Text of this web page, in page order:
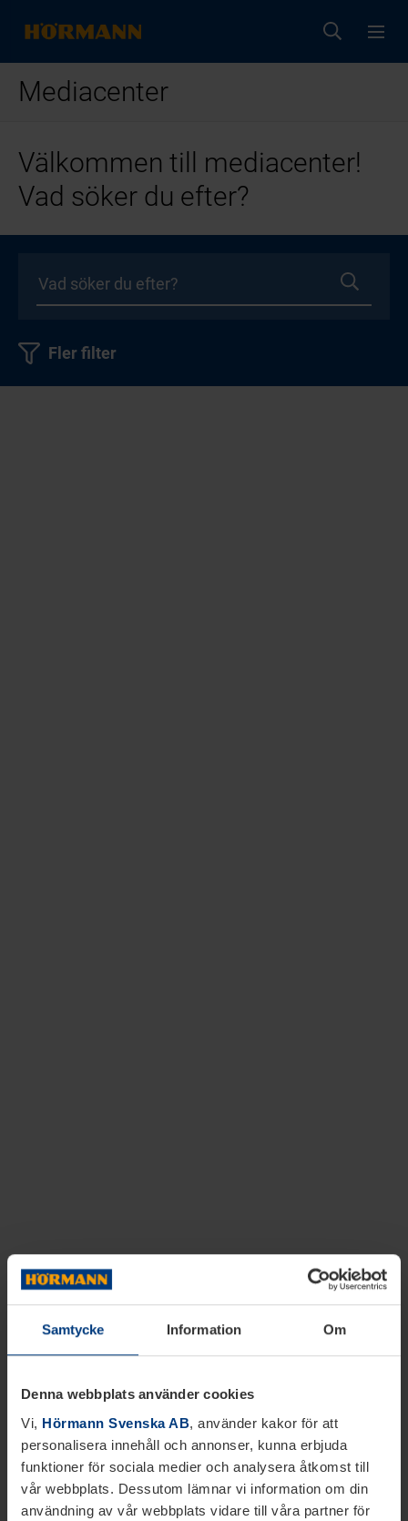
Samtycke Information Om
Denna webbplats använder cookies
Vi, Hörmann Svenska AB, använder kakor för att
personalisera innehåll och annonser, kunna erbjuda
funktioner för sociala medier och analysera åtkomst till
vår webbplats. Dessutom lämnar vi information om din
användning av vår webbplats vidare till våra partner för
Mediacenter
Välkommen till mediacenter!
Vad söker du efter?
Fler filter